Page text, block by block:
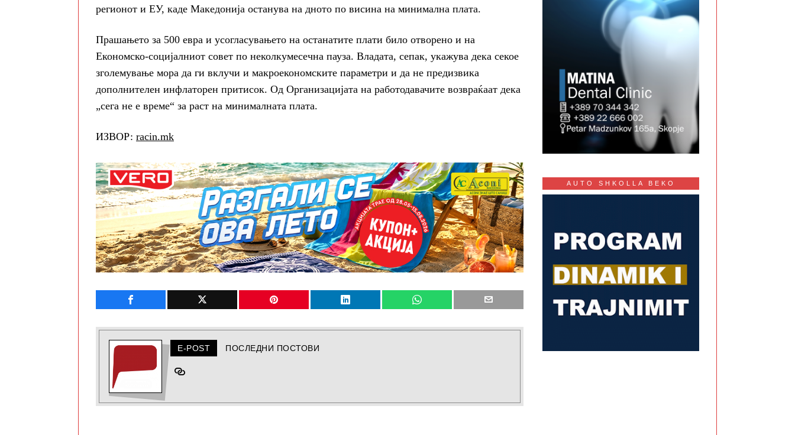
регионот и ЕУ, каде Македонија останува на дното по висина на минимална плата.
Прашањето за 500 евра и усогласувањето на останатите плати било отворено и на
Економско-социјалниот совет по неколкумесечна пауза. Владата, сепак, укажува дека секое
зголемување мора да ги вклучи и макроекономските параметри и да не предизвика
дополнителен инфлаторен притисок. Од Организацијата на работодавачите возвраќаат дека
„сега не е време“ за раст на минималната плата.
ИЗВОР: racin.mk
E-POST ПОСЛЕДНИ ПОСТОВИ
AUTO SHKOLLA BEKO